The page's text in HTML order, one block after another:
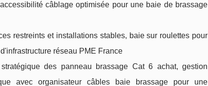
câblage optimisée pour une baie de brassage
restreints et installations stables, baie sur roulettes pour
réseau PME France
des panneau brassage Cat 6 achat, gestion
avec organisateur câbles baie brassage pour une